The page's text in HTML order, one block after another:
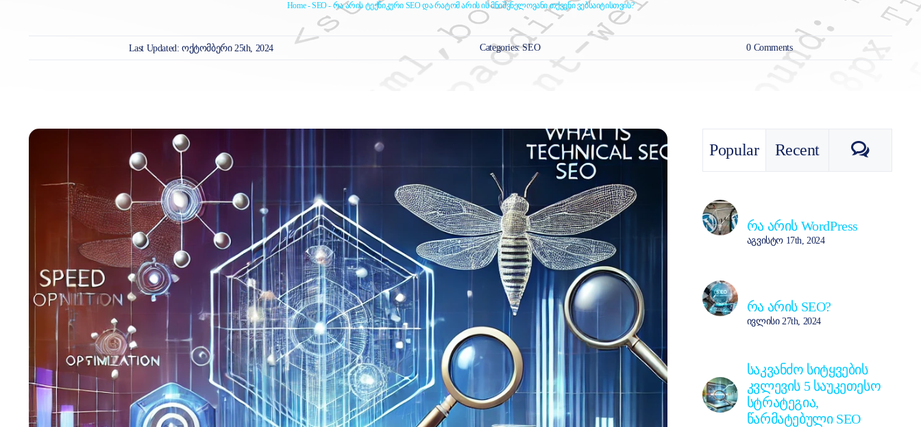
Home-SEO- რა არის ტექნიკური SEO და რატომ არის ის მნიშვნელოვანი თქვენი ვებსაიტისთვის?
Last Updated: ოქტომბერი 25th, 2024 Categories:SEO 0 Commentson
რა
მნიშვნელოვანი
Popular Recent
რა არის WordPress
აგვისტო 17th, 2024
რა არის SEO?
ივლისი 27th, 2024
საკვანძო სიტყვების
კვლევის 5 საუკეთესო
სტრატეგია,
წარმატებული SEO